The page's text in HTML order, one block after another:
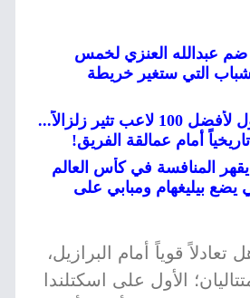
ضم عبدالله العنزي لخمس
التي ستغير خريطة
صادم: قائمة ليفربول لأفضل 100 لاعب تثير زلزالاً...
أمام عمالقة الفريق!
المنافسة في كأس العالم
يضع بيليغهام ومبابي على
قوياً أمام البرازيل،
الأول على اسكتلندا